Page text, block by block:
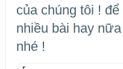
của chúng tôi !
nhiều bài hay
nhé !